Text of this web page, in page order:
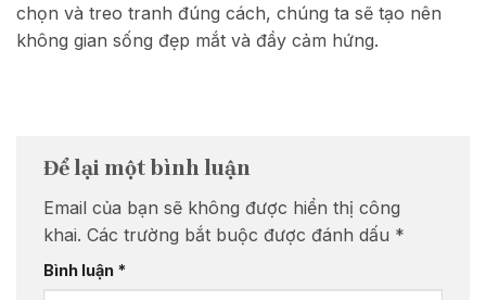
chọn và treo tranh đúng cách, chúng ta sẽ tạo nên
không gian sống đẹp mắt và đầy cảm hứng.
Để lại một bình luận
Email của bạn sẽ không được hiển thị công
khai. Các trường bắt buộc được đánh dấu *
Bình luận *